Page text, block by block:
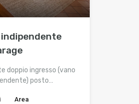
doppio ingresso (vano
posto…
Area